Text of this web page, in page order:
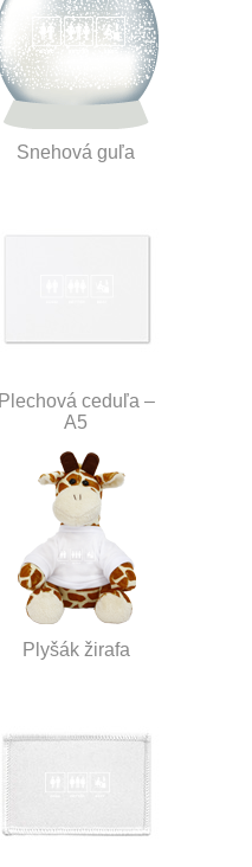
Snehová guľa
Plechová ceduľa –
A5
Plyšák žirafa